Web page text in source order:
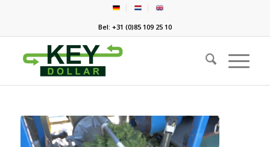
Bel: +31 (0)85 109 25 10